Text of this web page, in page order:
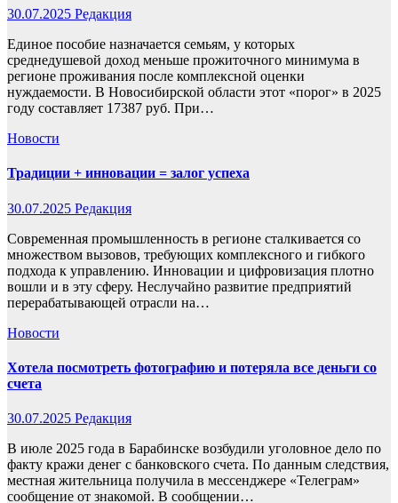
30.07.2025 Редакция
Единое пособие назначается семьям, у которых
среднедушевой доход меньше прожиточного минимума в
регионе проживания после комплексной оценки
нуждаемости. В Новосибирской области этот «порог» в 2025
году составляет 17387 руб. При…
Новости
Традиции + инновации = залог успеха
30.07.2025 Редакция
Современная промышленность в регионе сталкивается со
множеством вызовов, требующих комплексного и гибкого
подхода к управлению. Инновации и цифровизация плотно
вошли и в эту сферу. Неслучайно развитие предприятий
перерабатывающей отрасли на…
Новости
Хотела посмотреть фотографию и потеряла все деньги со
счета
30.07.2025 Редакция
В июле 2025 года в Барабинске возбудили уголовное дело по
факту кражи денег с банковского счета. По данным следствия,
местная жительница получила в мессенджере «Телеграм»
сообщение от знакомой. В сообщении…